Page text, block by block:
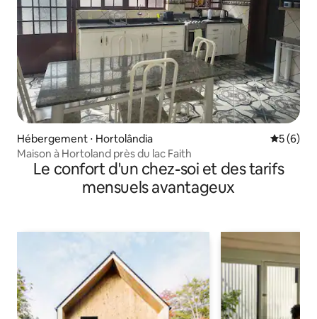
Hébergement ⋅ Hortolândia
5 (6)
Maison à Hortoland près du lac Faith
Le confort d'un chez-soi et des tarifs
mensuels avantageux